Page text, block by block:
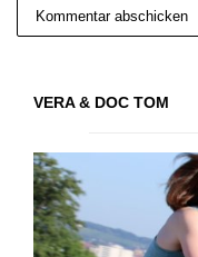
VERA & DOC TOM